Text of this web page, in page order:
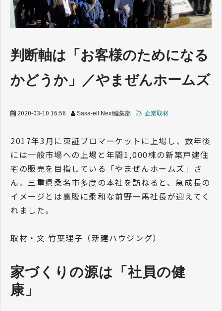
セミナー
調査データ
判断軸は「お客様のためになる
かどうか」／やまぜんホームズ
2020-03-10 16:56 Sasa-ell Next編集部 企業取材
2017年3月に東証プロマーケットに上場し、数年後
には一般市場への上場と年間1,000棟の新築戸建住
宅の販売を目指している「やまぜんホームズ」さ
ん。三重県桑名市多度の本社を訪ねると、急成長の
イメージとは裏腹に柔和な前野一馬社長が迎えてく
れました。
取材・文 竹葉理子（新建ハウジング）
家づくりの源は「社員の健
康」